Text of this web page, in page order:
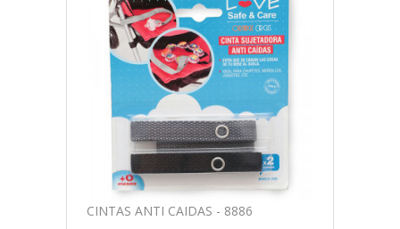
CINTAS ANTI CAIDAS - 8886